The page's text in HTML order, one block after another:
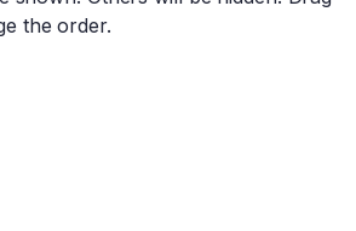
the order.